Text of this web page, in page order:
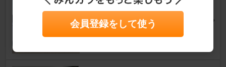
ヴォクシー [90系]
18
0
会員登録をして使う